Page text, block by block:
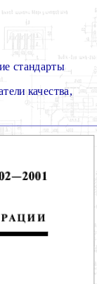
стандарты
качества,